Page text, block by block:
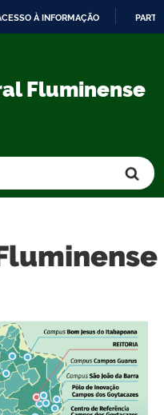
À INFORMAÇÃO
Fluminense